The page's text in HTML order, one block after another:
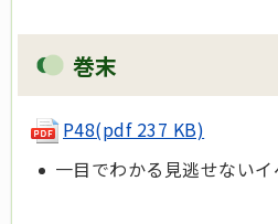
巻末
P48(pdf 237 KB)
一目でわかる見逃せない